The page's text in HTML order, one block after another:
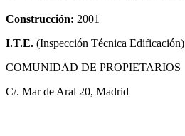
Construcción: 2001
I.T.E. (Inspección Técnica Edificación)
COMUNIDAD DE PROPIETARIOS
C/. Mar de Aral 20, Madrid